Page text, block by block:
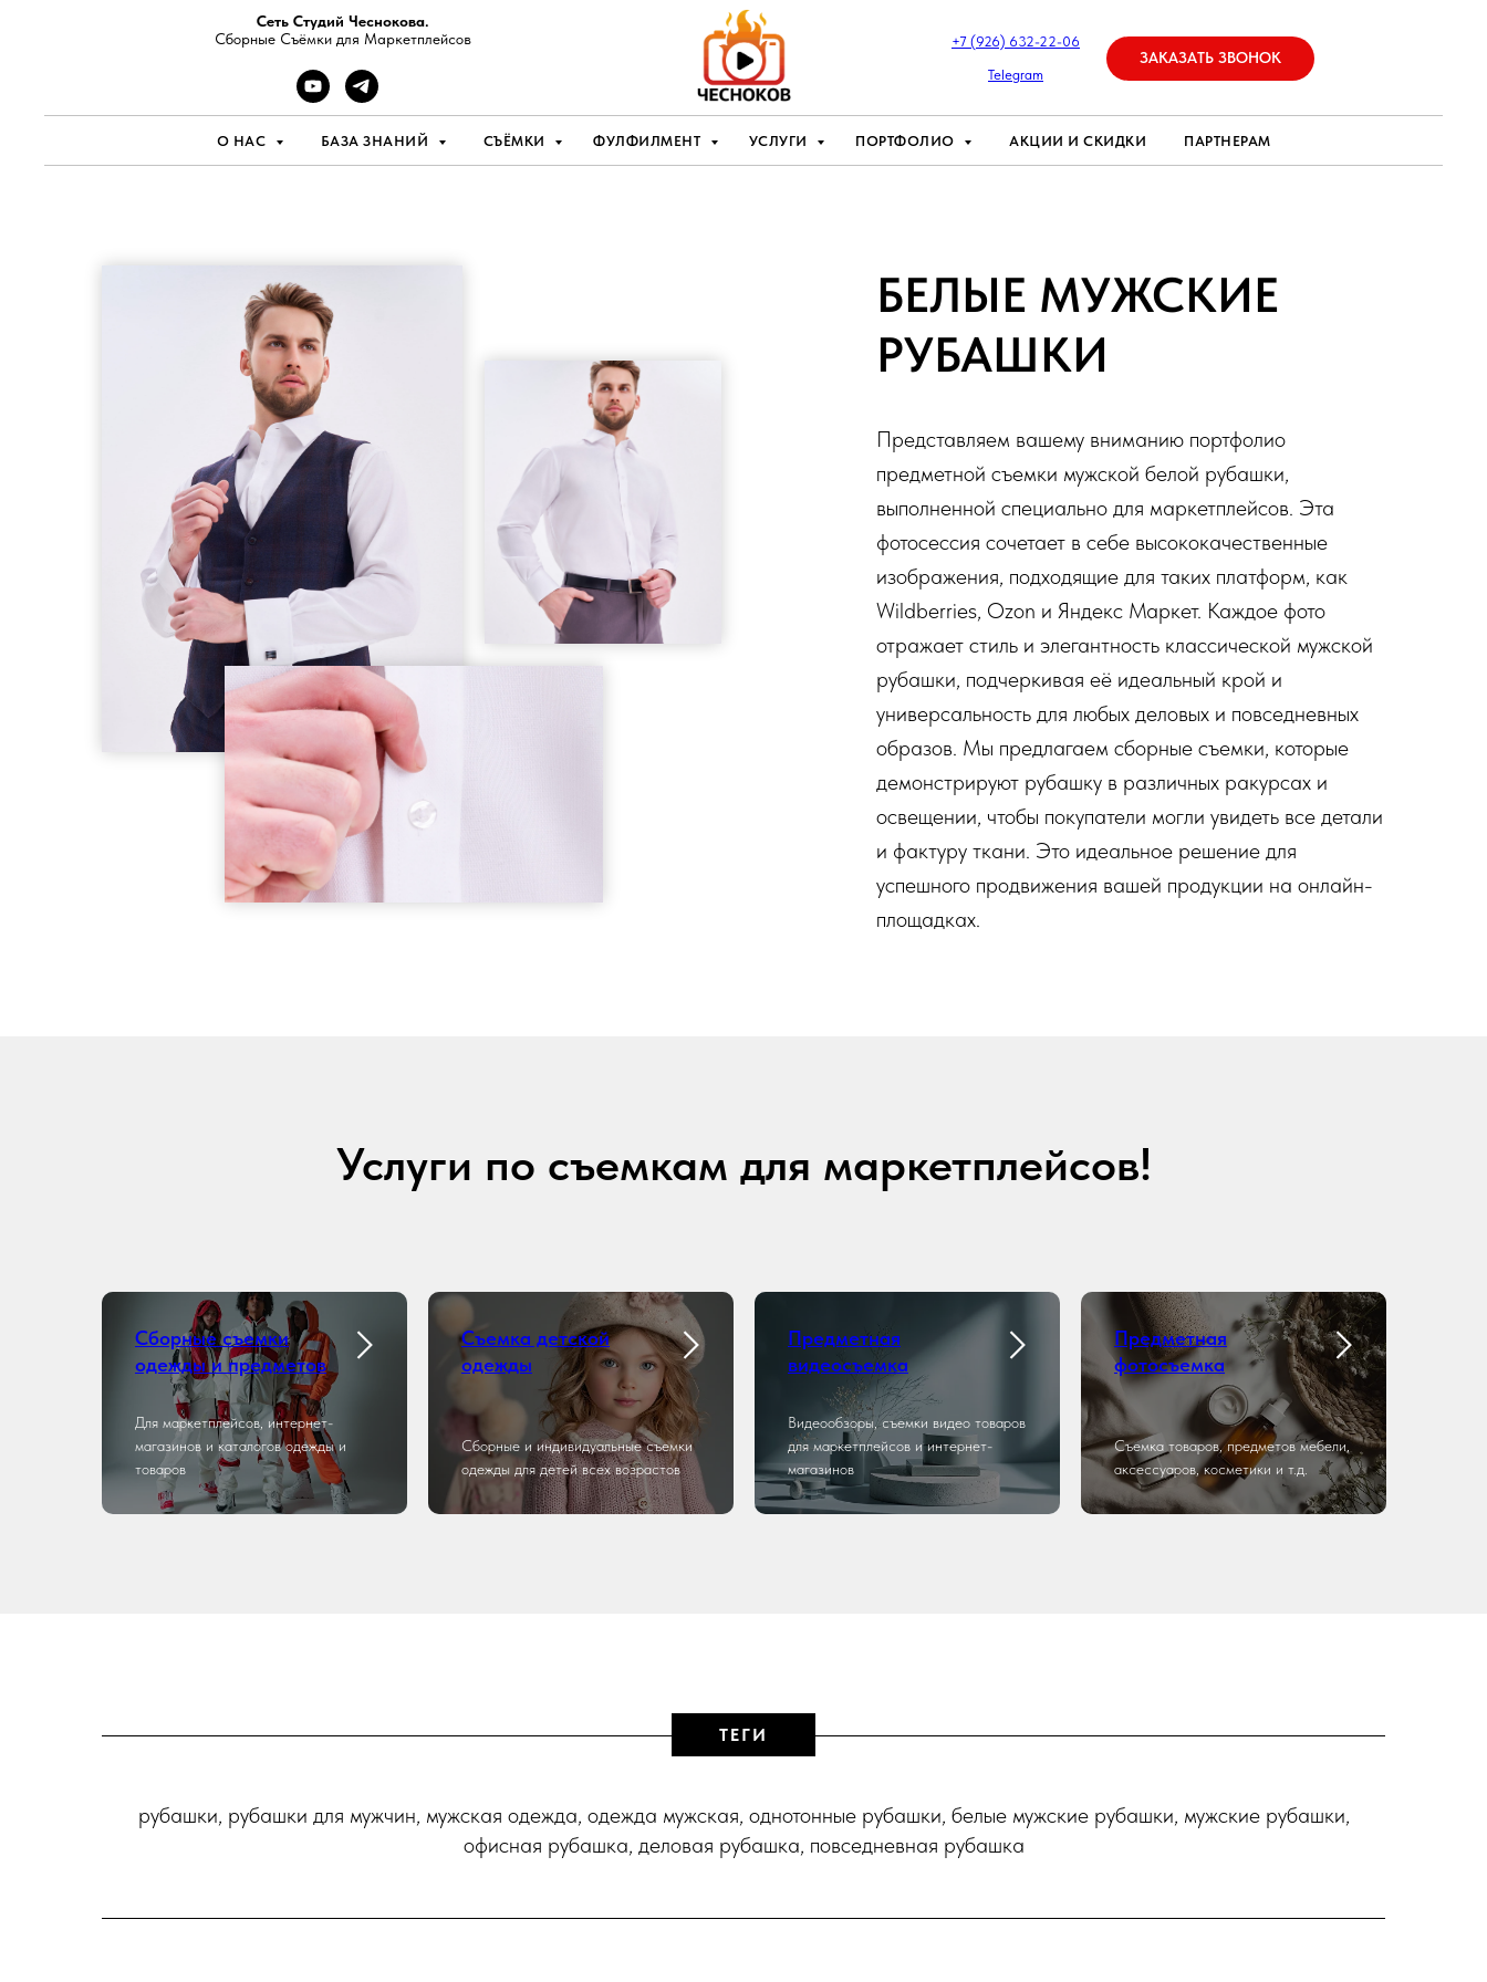
Сеть Студий Чеснокова.
Сборные Съёмки для Маркетплейсов
+7 (926) 632-22-06
Telegram
ЗАКАЗАТЬ ЗВОНОК
О НАС БАЗА ЗНАНИЙ СЪЁМКИ ФУЛФИЛМЕНТ УСЛУГИ ПОРТФОЛИО АКЦИИ И СКИДКИ ПАРТНЕРАМ
БЕЛЫЕ МУЖСКИЕ
РУБАШКИ
Представляем вашему вниманию портфолио
предметной съемки мужской белой рубашки,
выполненной специально для маркетплейсов. Эта
фотосессия сочетает в себе высококачественные
изображения, подходящие для таких платформ, как
Wildberries, Ozon и Яндекс Маркет. Каждое фото
отражает стиль и элегантность классической мужской
рубашки, подчеркивая её идеальный крой и
универсальность для любых деловых и повседневных
образов. Мы предлагаем сборные съемки, которые
демонстрируют рубашку в различных ракурсах и
освещении, чтобы покупатели могли увидеть все детали
и фактуру ткани. Это идеальное решение для
успешного продвижения вашей продукции на онлайн-
площадках.
Услуги по съемкам для маркетплейсов!
Сборные съемки
одежды и предметов
Для маркетплейсов, интернет-
магазинов и каталогов одежды и
товаров
Съемка детской
одежды
Сборные и индивидуальные съемки
одежды для детей всех возрастов
Предметная
видеосъемка
Видеообзоры, съемки видео товаров
для маркетплейсов и интернет-
магазинов
Предметная
фотосъемка
Съемка товаров, предметов мебели,
аксессуаров, косметики и т.д.
ТЕГИ
рубашки, рубашки для мужчин, мужская одежда, одежда мужская, однотонные рубашки, белые мужские рубашки, мужские рубашки,
офисная рубашка, деловая рубашка, повседневная рубашка